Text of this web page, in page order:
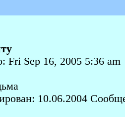
Fri Sep 16, 2005 5:36 am
10.06.2004